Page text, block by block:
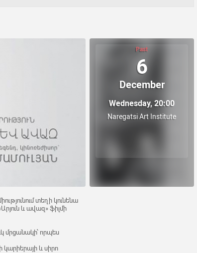
Past
6
December
Wednesday, 20:00
Naregatsi Art Institute
տեղի կունենա
և ավազ» ֆիլմի
մրցանակի՝ որպես
և սիրո